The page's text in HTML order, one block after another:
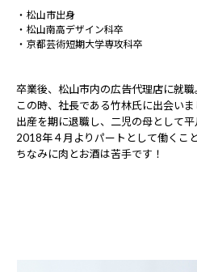
松山市出身
松山南高デザイン科卒
京都芸術短期大学専攻科卒
卒業後、松山市内の広告代理店に就職
この時、社長である竹林氏に出会いま
出産を期に退職し、二児の母として平
2018年４月よりパートとして働くこ
ちなみに肉とお酒は苦手です！